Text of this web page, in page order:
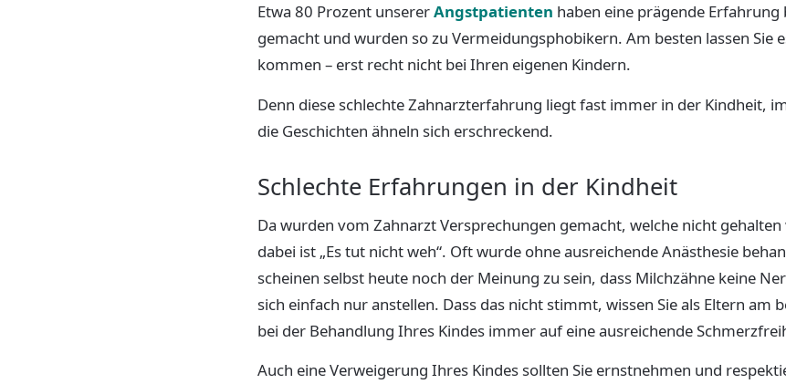
Etwa 80 Prozent unsererAngstpatienten haben eine prägende
gemacht und wurden so zu Vermeidungsphobikern. Am besten lassen Sie
kommen – erst recht nicht bei Ihren eigenen Kindern.
Denn diese schlechte Zahnarzterfahrung liegt fast immer in der Kindheit,
die Geschichten ähneln sich erschreckend.
Schlechte Erfahrungen in der Kindheit
Da wurden vom Zahnarzt Versprechungen gemacht, welche nicht
dabei ist „Es tut nicht weh“. Oft wurde ohne ausreichende Anästhesie
scheinen selbst heute noch der Meinung zu sein, dass Milchzähne keine
sich einfach nur anstellen. Dass das nicht stimmt, wissen Sie als Eltern am
bei der Behandlung Ihres Kindes immer auf eine ausreichende
Auch eine Verweigerung Ihres Kindes sollten Sie ernstnehmen und